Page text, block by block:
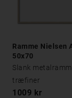
Ramme Nielsen
50x70
Slank
træfiner
1009 kr